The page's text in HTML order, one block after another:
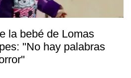
la bebé de Lomas
"No hay palabras